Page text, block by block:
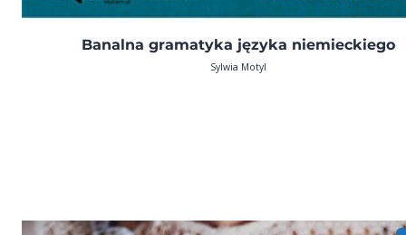
Banalna gramatyka języka niemieckiego
Sylwia Motyl